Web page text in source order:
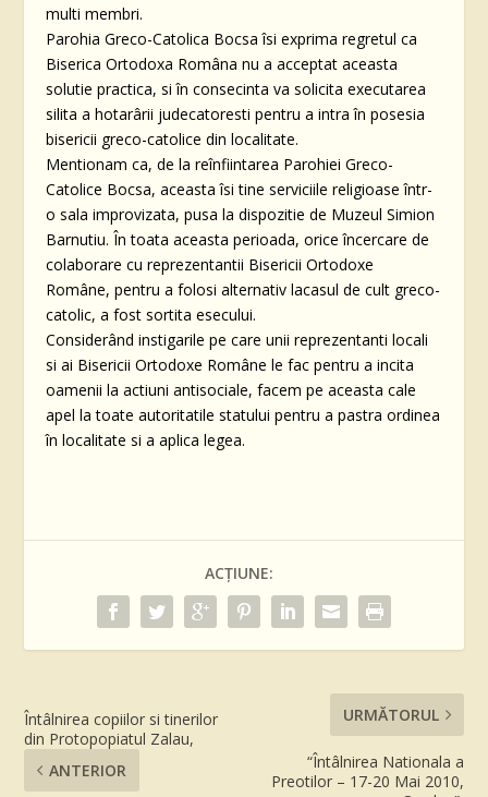
multi membri.
Parohia Greco-Catolica Bocsa îsi exprima regretul ca
Biserica Ortodoxa Româna nu a acceptat aceasta
solutie practica, si în consecinta va solicita executarea
silita a hotarârii judecatoresti pentru a intra în posesia
bisericii greco-catolice din localitate.
Mentionam ca, de la reînfiintarea Parohiei Greco-
Catolice Bocsa, aceasta îsi tine serviciile religioase într-
o sala improvizata, pusa la dispozitie de Muzeul Simion
Barnutiu. În toata aceasta perioada, orice încercare de
colaborare cu reprezentantii Bisericii Ortodoxe
Române, pentru a folosi alternativ lacasul de cult greco-
catolic, a fost sortita esecului.
Considerând instigarile pe care unii reprezentanti locali
si ai Bisericii Ortodoxe Române le fac pentru a incita
oamenii la actiuni antisociale, facem pe aceasta cale
apel la toate autoritatile statului pentru a pastra ordinea
în localitate si a aplica legea.
ACȚIUNE:
Întâlnirea copiilor si tinerilor
din Protopopiatul Zalau,
ANTERIOR
URMĂTORUL
“Întâlnirea Nationala a
Preotilor – 17-20 Mai 2010,